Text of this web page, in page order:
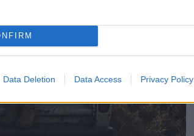
Data Deletion Data Access Privacy Policy